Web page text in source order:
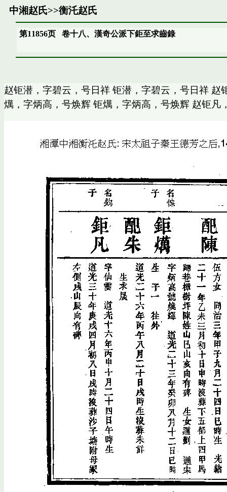
中湘赵氏>>衡汑赵氏
第11856页卷十八、漢奇公派下鉅至求齒錄
赵钜潜，字碧云，号日祥 钜潜，字碧云，号日祥
燤，字炳高，号焕辉 钜燤，字炳高，号焕辉 赵钜凡